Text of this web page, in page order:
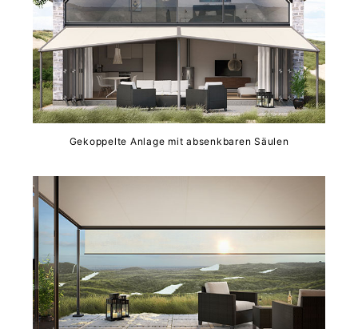
Gekoppelte Anlage mit absenkbaren Säulen